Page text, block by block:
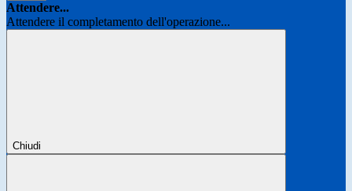
Attendere...
Attendere il completamento dell'operazione...
Chiudi